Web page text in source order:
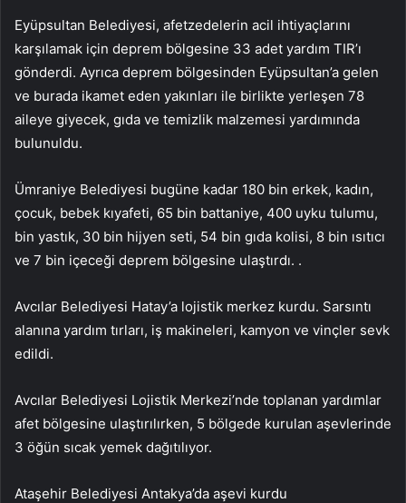
Eyüpsultan Belediyesi, afetzedelerin acil ihtiyaçlarını
karşılamak için deprem bölgesine 33 adet yardım TIR’ı
gönderdi. Ayrıca deprem bölgesinden Eyüpsultan’a gelen
ve burada ikamet eden yakınları ile birlikte yerleşen 78
aileye giyecek, gıda ve temizlik malzemesi yardımında
bulunuldu.
Ümraniye Belediyesi bugüne kadar 180 bin erkek, kadın,
çocuk, bebek kıyafeti, 65 bin battaniye, 400 uyku tulumu,
bin yastık, 30 bin hijyen seti, 54 bin gıda kolisi, 8 bin ısıtıcı
ve 7 bin içeceği deprem bölgesine ulaştırdı. .
Avcılar Belediyesi Hatay’a lojistik merkez kurdu. Sarsıntı
alanına yardım tırları, iş makineleri, kamyon ve vinçler sevk
edildi.
Avcılar Belediyesi Lojistik Merkezi’nde toplanan yardımlar
afet bölgesine ulaştırılırken, 5 bölgede kurulan aşevlerinde
3 öğün sıcak yemek dağıtılıyor.
Ataşehir Belediyesi Antakya’da aşevi kurdu